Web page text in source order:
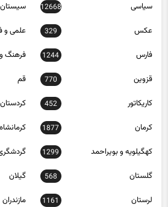
سیاسی 12668
عکس 329 علمی و
فارس 1244 فرهنگ
قزوین 770 قم
کاریکاتور 452 کردستان
کرمان 1877 کرمانشاه
کهگیلویه و بویراحمد 1299
گلستان 568 گیلان
لرستان 1161 مازندران